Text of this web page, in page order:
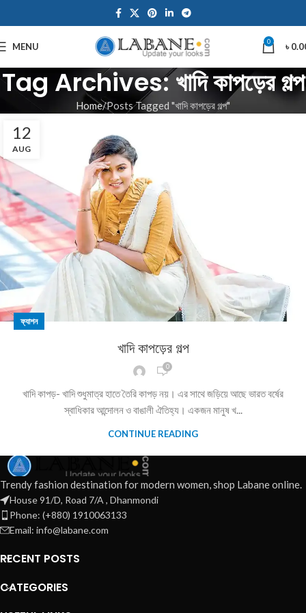
MENU 0 ৳
Tag Archives: খাদি কাপড়ের গল্প
Home Posts Tagged "খাদি কাপড়ের গল্প"
12
AUG
ফ্যাশন
খাদি কাপড়ের গল্প
0
খাদি কাপড়- খাদি শুধুমাত্র হাতে তৈরি কাপড় নয়। এর সাথে জড়িয়ে আছে ভারত বর্ষের
স্বাধিকার আন্দোলন ও বাঙালী ঐতিহ্য। একজন মানুষ খ...
CONTINUE READING
Trendy fashion destination for modern women, shop Labane online.
House 91/D, Road 7/A , Dhanmondi
Phone: (+880) 1910063133
Email: info@labane.com
RECENT POSTS
CATEGORIES